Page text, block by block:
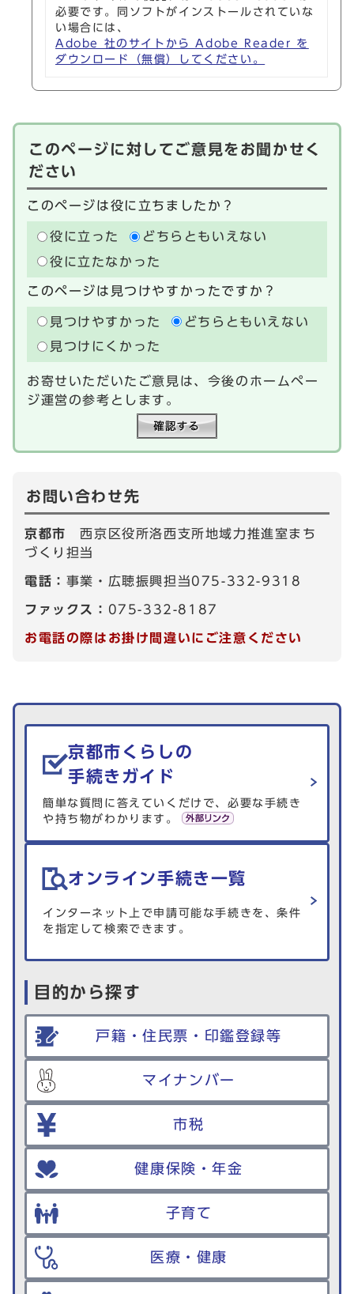
必要です。同ソフトがインストールされていな
い場合には、
Adobe 社のサイトから Adobe Reader を
ダウンロード（無償）してください。
このページに対してご意見をお聞かせく
ださい
このページは役に立ちましたか？
役に立った
どちらともいえない
役に立たなかった
このページは見つけやすかったですか？
見つけやすかった
どちらともいえない
見つけにくかった
お寄せいただいたご意見は、今後のホームペー
ジ運営の参考とします。
お問い合わせ先
京都市西京区役所洛西支所地域力推進室まち
づくり担当
電話： 事業・広聴振興担当075-332-9318
ファックス： 075-332-8187
お電話の際はお掛け間違いにご注意ください
生活情報を探す
京都市くらしの
手続きガイド
簡単な質問に答えていくだけで、必要な手続き
や持ち物がわかります。
オンライン手続き一覧
インターネット上で申請可能な手続きを、条件
を指定して検索できます。
目的から探す
戸籍・住民票・印鑑登録等
マイナンバー
市税
健康保険・年金
子育て
医療・健康